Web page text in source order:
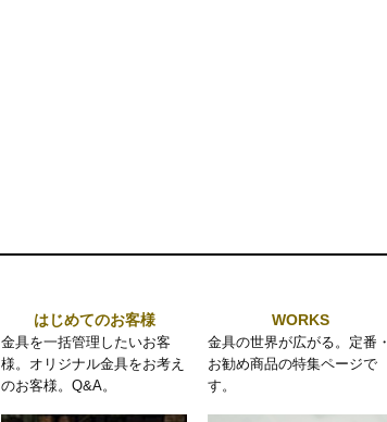
はじめてのお客様
金具を一括管理したいお客
様。オリジナル金具をお考え
のお客様。Q&A。
WORKS
金具の世界が広がる。定番・
お勧め商品の特集ページで
す。